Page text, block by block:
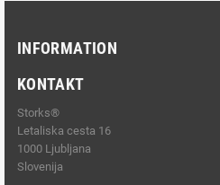
INFORMATION
KONTAKT
Storks®
Letaliska cesta 16
1000 Ljubljana
Slovenija